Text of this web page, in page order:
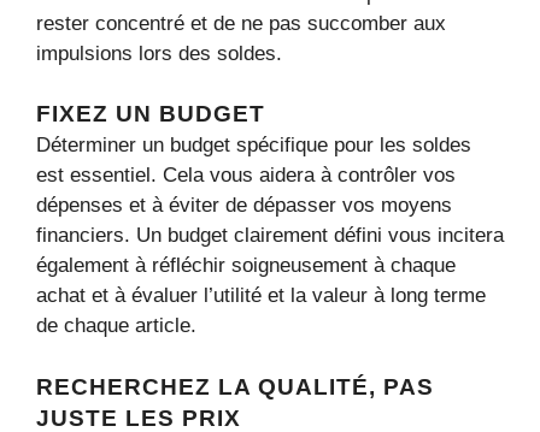
rester concentré et de ne pas succomber aux
impulsions lors des soldes.
FIXEZ UN BUDGET
Déterminer un budget spécifique pour les soldes
est essentiel. Cela vous aidera à contrôler vos
dépenses et à éviter de dépasser vos moyens
financiers. Un budget clairement défini vous incitera
également à réfléchir soigneusement à chaque
achat et à évaluer l’utilité et la valeur à long terme
de chaque article.
RECHERCHEZ LA QUALITÉ, PAS
JUSTE LES PRIX